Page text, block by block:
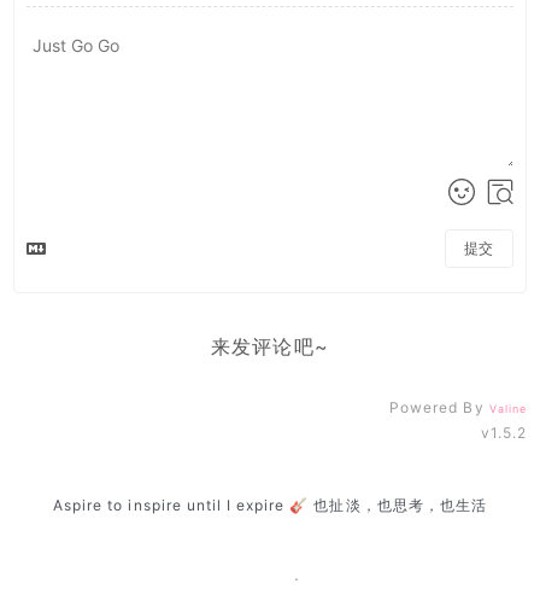
提交
来发评论吧~
Powered By Valine
v1.5.2
Aspire to inspire until I expire 🎸 也扯淡，也思考，也生活